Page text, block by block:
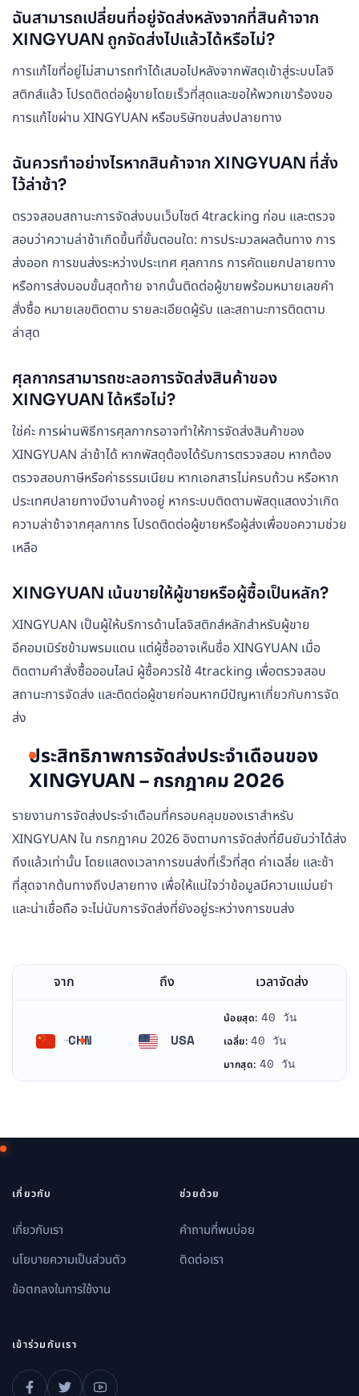
ฉันสามารถเปลี่ยนที่อยู่จัดส่งหลังจากที่สินค้าจาก
XINGYUAN ถูกจัดส่งไปแล้วได้หรือไม่?
การแก้ไขที่อยู่ไม่สามารถทำได้เสมอไปหลังจากพัสดุเข้าสู่ระบบโลจิ
สติกส์แล้ว โปรดติดต่อผู้ขายโดยเร็วที่สุดและขอให้พวกเขาร้องขอ
การแก้ไขผ่าน XINGYUAN หรือบริษัทขนส่งปลายทาง
ฉันควรทำอย่างไรหากสินค้าจาก XINGYUAN ที่สั่ง
ไว้ล่าช้า?
ตรวจสอบสถานะการจัดส่งบนเว็บไซต์ 4tracking ก่อน และตรวจ
สอบว่าความล่าช้าเกิดขึ้นที่ขั้นตอนใด: การประมวลผลต้นทาง การ
ส่งออก การขนส่งระหว่างประเทศ ศุลกากร การคัดแยกปลายทาง
หรือการส่งมอบขั้นสุดท้าย จากนั้นติดต่อผู้ขายพร้อมหมายเลขคำ
สั่งซื้อ หมายเลขติดตาม รายละเอียดผู้รับ และสถานะการติดตาม
ล่าสุด
ศุลกากรสามารถชะลอการจัดส่งสินค้าของ
XINGYUAN ได้หรือไม่?
ใช่ค่ะ การผ่านพิธีการศุลกากรอาจทำให้การจัดส่งสินค้าของ
XINGYUAN ล่าช้าได้ หากพัสดุต้องได้รับการตรวจสอบ หากต้อง
ตรวจสอบภาษีหรือค่าธรรมเนียม หากเอกสารไม่ครบถ้วน หรือหาก
ประเทศปลายทางมีงานค้างอยู่ หากระบบติดตามพัสดุแสดงว่าเกิด
ความล่าช้าจากศุลกากร โปรดติดต่อผู้ขายหรือผู้ส่งเพื่อขอความช่วย
เหลือ
XINGYUAN เน้นขายให้ผู้ขายหรือผู้ซื้อเป็นหลัก?
XINGYUAN เป็นผู้ให้บริการด้านโลจิสติกส์หลักสำหรับผู้ขาย
อีคอมเมิร์ซข้ามพรมแดน แต่ผู้ซื้ออาจเห็นชื่อ XINGYUAN เมื่อ
ติดตามคำสั่งซื้อออนไลน์ ผู้ซื้อควรใช้ 4tracking เพื่อตรวจสอบ
สถานะการจัดส่ง และติดต่อผู้ขายก่อนหากมีปัญหาเกี่ยวกับการจัด
ส่ง
ประสิทธิภาพการจัดส่งประจำเดือนของ
XINGYUAN – กรกฎาคม 2026
รายงานการจัดส่งประจำเดือนที่ครอบคลุมของเราสำหรับ
XINGYUAN ใน กรกฎาคม 2026 อิงตามการจัดส่งที่ยืนยันว่าได้ส่ง
ถึงแล้วเท่านั้น โดยแสดงเวลาการขนส่งที่เร็วที่สุด ค่าเฉลี่ย และช้า
ที่สุดจากต้นทางถึงปลายทาง เพื่อให้แน่ใจว่าข้อมูลมีความแม่นยำ
และน่าเชื่อถือ จะไม่นับการจัดส่งที่ยังอยู่ระหว่างการขนส่ง
จาก ถึง เวลาจัดส่ง
CHN USA
น้อยสุด: 40 วัน
เฉลี่ย: 40 วัน
มากสุด: 40 วัน
เกี่ยวกับ
เกี่ยวกับเรา
นโยบายความเป็นส่วนตัว
ข้อตกลงในการใช้งาน
ช่วยด้วย
คำถามที่พบบ่อย
ติดต่อเรา
เข้าร่วมกับเรา